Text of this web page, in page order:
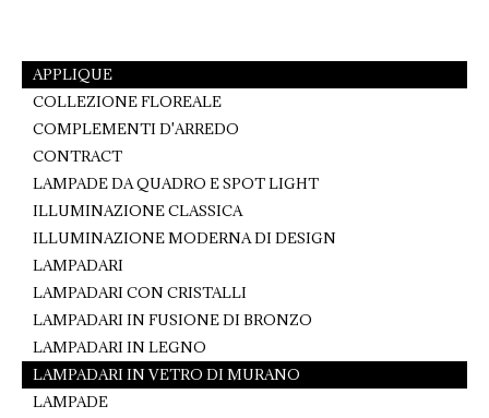
APPLIQUE
COLLEZIONE FLOREALE
COMPLEMENTI D'ARREDO
CONTRACT
LAMPADE DA QUADRO E SPOT LIGHT
ILLUMINAZIONE CLASSICA
ILLUMINAZIONE MODERNA DI DESIGN
LAMPADARI
LAMPADARI CON CRISTALLI
LAMPADARI IN FUSIONE DI BRONZO
LAMPADARI IN LEGNO
LAMPADARI IN VETRO DI MURANO
LAMPADE